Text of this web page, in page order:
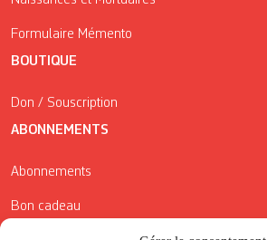
Formulaire Mémento
BOUTIQUE
Don / Souscription
ABONNEMENTS
Abonnements
Bon cadeau